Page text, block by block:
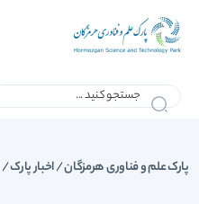
پارک علم و فناوری هرمزگان/اخبار پارک/